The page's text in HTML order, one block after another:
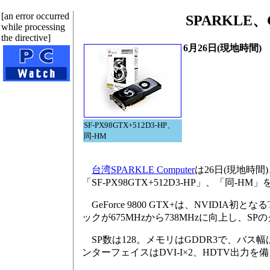
[an error occurred
while processing
the directive]
SPARKLE
SF-PX98GTX+512D3-HP、
同-HM
6月26日(現地時間)
台湾SPARKLE Computerは26日(現地時間
「SF-PX98GTX+512D3-HP」、「同-HM」
GeForce 9800 GTX+は、NVIDIA初となる
ックが675MHzから738MHzに向上し、SP
SP数は128。メモリはGDDR3で、バス幅
ンターフェイスはDVI-I×2、HDTV出力を